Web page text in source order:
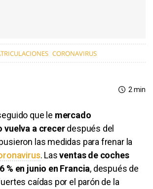
CORONAVIRUS
2 min
que le mercado
a crecerdespués del
las medidas para frenar la
. Lasventas de coches
% en junio en Francia, después de
caídas por el parón de la